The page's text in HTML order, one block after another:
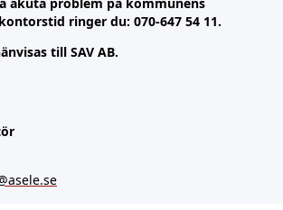
akuta problem på kommunens
ringer du: 070-647 54 11.
till SAV AB.